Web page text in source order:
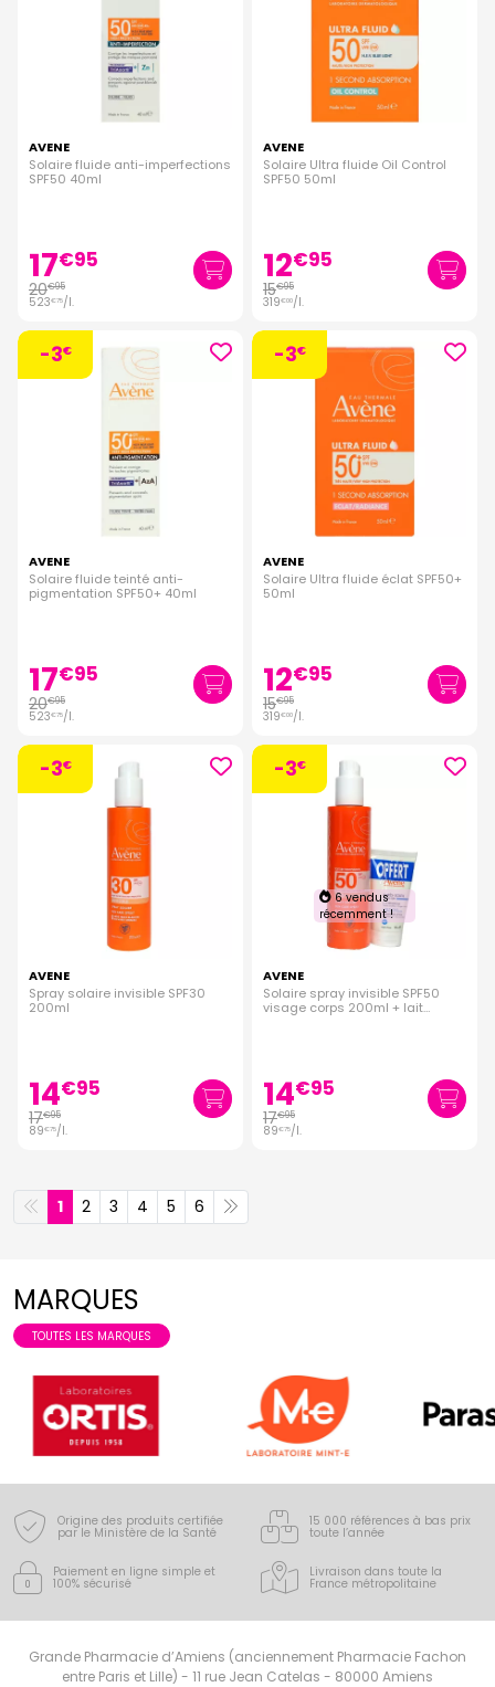
AVENE
Solaire fluide anti-imperfections
SPF50 40ml
17€95
20€95
523€75/l.
AVENE
Solaire Ultra fluide Oil Control
SPF50 50ml
12€95
15€95
319€00/l.
-3€
AVENE
Solaire fluide teinté anti-
pigmentation SPF50+ 40ml
17€95
20€95
523€75/l.
-3€
AVENE
Solaire Ultra fluide éclat SPF50+
50ml
12€95
15€95
319€00/l.
-3€
AVENE
Spray solaire invisible SPF30
200ml
14€95
17€95
89€75/l.
-3€
6 vendus
récemment !
AVENE
Solaire spray invisible SPF50
visage corps 200ml + lait
14€95
17€95
89€75/l.
1 2 3 4 5 6
MARQUES
TOUTES LES MARQUES
Origine des produits certifiée
par le Ministère de la Santé
15 000 références à bas prix
toute l’année
Paiement en ligne simple et
100% sécurisé
Livraison dans toute la
France métropolitaine
Grande Pharmacie d’Amiens (anciennement Pharmacie Fachon
entre Paris et Lille) - 11 rue Jean Catelas - 80000 Amiens